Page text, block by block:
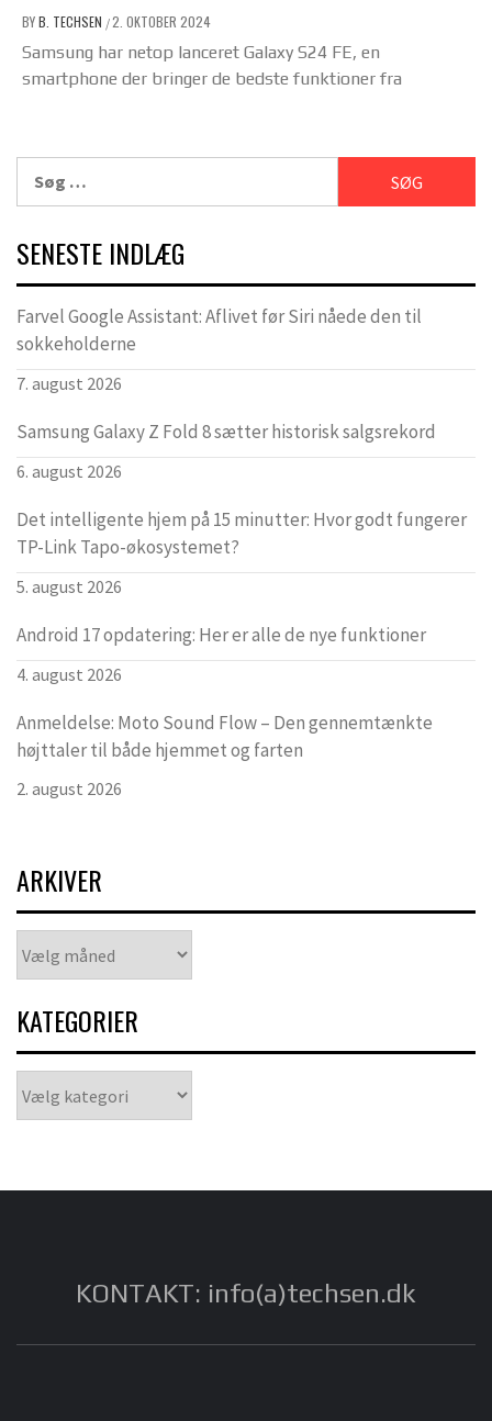
BYB. TECHSEN /2. OKTOBER 2024
Samsung har netop lanceret Galaxy S24 FE, en
smartphone der bringer de bedste funktioner fra
efter:
SENESTE INDLÆG
Farvel Google Assistant: Aflivet før Siri nåede den til
sokkeholderne
7. august 2026
Samsung Galaxy Z Fold 8 sætter historisk salgsrekord
6. august 2026
Det intelligente hjem på 15 minutter: Hvor godt fungerer
TP-Link Tapo-økosystemet?
5. august 2026
Android 17 opdatering: Her er alle de nye funktioner
4. august 2026
Anmeldelse: Moto Sound Flow – Den gennemtænkte
højttaler til både hjemmet og farten
2. august 2026
ARKIVER
KATEGORIER
KONTAKT: info(a)techsen.dk